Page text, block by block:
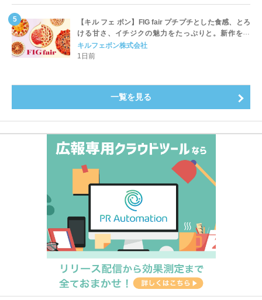
【キル フェ ボン】FIG fair プチプチとした食感、とろ
ける甘さ、イチジクの魅力をたっぷりと。新作を含
め、イチジク尽くしの全4種が登場8月20日（木）スタ
ート
キルフェボン株式会社
1日前
一覧を見る